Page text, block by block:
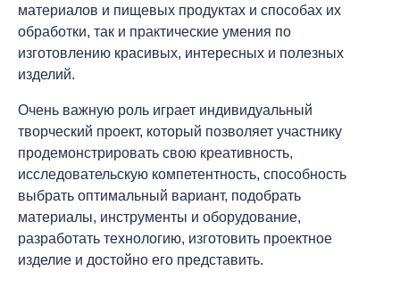
материалов и пищевых продуктах и способах их
обработки, так и практические умения по
изготовлению красивых, интересных и полезных
изделий.
Очень важную роль играет индивидуальный
творческий проект, который позволяет участнику
продемонстрировать свою креативность,
исследовательскую компетентность, способность
выбрать оптимальный вариант, подобрать
материалы, инструменты и оборудование,
разработать технологию, изготовить проектное
изделие и достойно его представить.